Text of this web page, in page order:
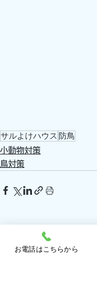
サルよけハウス 防鳥
小動物対策
鳥対策
お電話はこちらから